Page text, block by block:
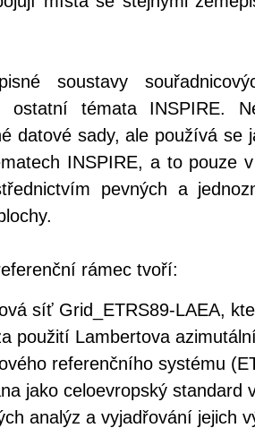
soustavy
ostatní témata INSPIRE.
datové sady, ale používá se
INSPIRE, a to pouze
pevných a
rámec tvoří:
síť Grid_ETRS89-LAEA,
použití Lambertova
referenčního systému
jako celoevropský standard
analýz a vyjadřování jejich